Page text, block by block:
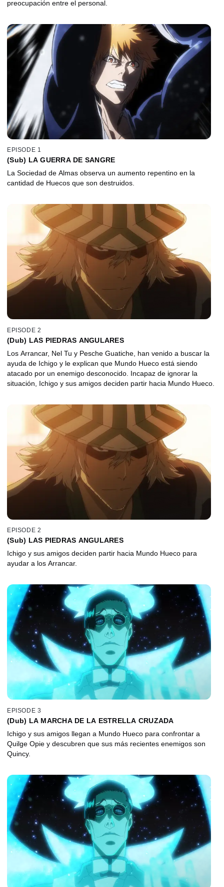
preocupación entre el personal.
EPISODE 1
(Sub) LA GUERRA DE SANGRE
La Sociedad de Almas observa un aumento repentino en la
cantidad de Huecos que son destruidos.
EPISODE 2
(Dub) LAS PIEDRAS ANGULARES
Los Arrancar, Nel Tu y Pesche Guatiche, han venido a buscar la
ayuda de Ichigo y le explican que Mundo Hueco está siendo
atacado por un enemigo desconocido. Incapaz de ignorar la
situación, Ichigo y sus amigos deciden partir hacia Mundo Hueco.
EPISODE 2
(Sub) LAS PIEDRAS ANGULARES
Ichigo y sus amigos deciden partir hacia Mundo Hueco para
ayudar a los Arrancar.
EPISODE 3
(Dub) LA MARCHA DE LA ESTRELLA CRUZADA
Ichigo y sus amigos llegan a Mundo Hueco para confrontar a
Quilge Opie y descubren que sus más recientes enemigos son
Quincy.